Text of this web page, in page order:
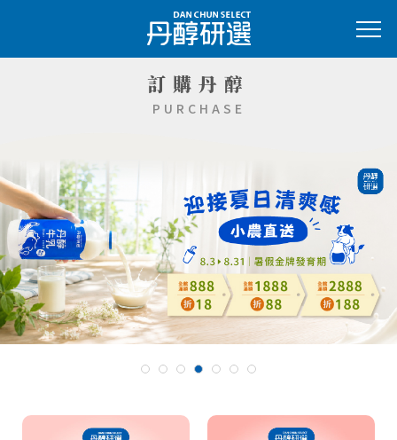
訂購丹醇
PURCHASE